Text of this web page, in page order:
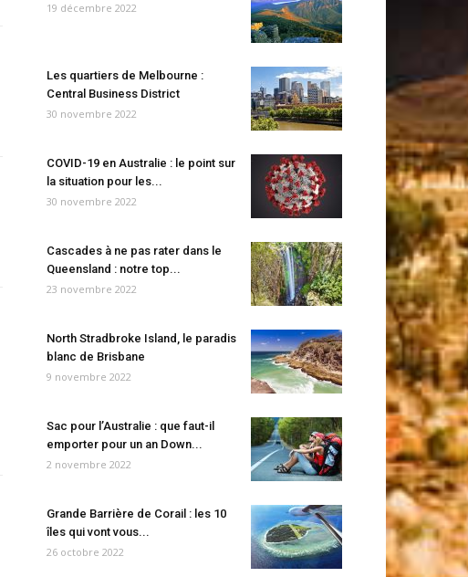
19 décembre 2022
Les quartiers de Melbourne :
Central Business District
30 novembre 2022
COVID-19 en Australie : le point sur
la situation pour les...
30 novembre 2022
Cascades à ne pas rater dans le
Queensland : notre top...
23 novembre 2022
North Stradbroke Island, le paradis
blanc de Brisbane
9 novembre 2022
Sac pour l’Australie : que faut-il
emporter pour un an Down...
2 novembre 2022
Grande Barrière de Corail : les 10
îles qui vont vous...
26 octobre 2022